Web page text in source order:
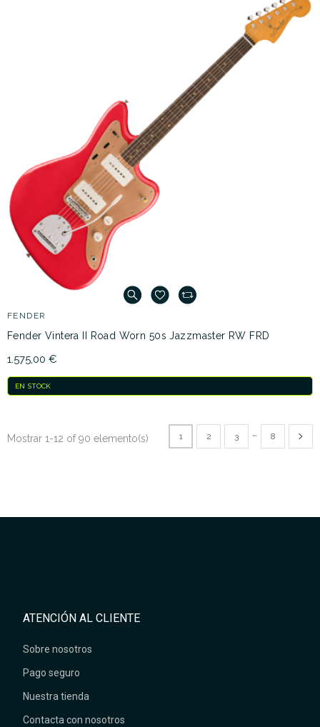
FENDER
Fender Vintera II Road Worn 50s Jazzmaster RW FRD
1.575,00 €
EN STOCK
Mostrar 1-12 of 90 elemento(s) 1 2 3 … 8
ATENCIÓN AL CLIENTE
Sobre nosotros
Pago seguro
Nuestra tienda
Contacta con nosotros